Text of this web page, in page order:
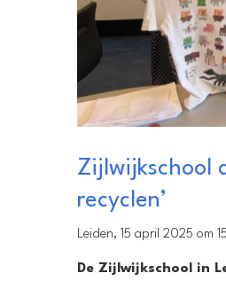
Zijlwijkschool
recyclen’
Leiden, 15 april 2025 om
De Zijlwijkschool in